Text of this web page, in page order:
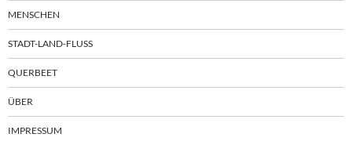
MENSCHEN
STADT-LAND-FLUSS
QUERBEET
ÜBER
IMPRESSUM